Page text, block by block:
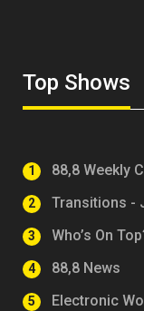
Top Shows
1 88,8 Weekly
2 Transitions -
3 Who’s On
4 88,8 News
5 Electronic